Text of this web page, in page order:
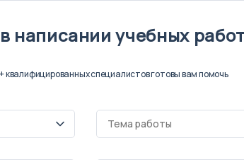
написании учебных
квалифицированных специалистов готовы вам помочь